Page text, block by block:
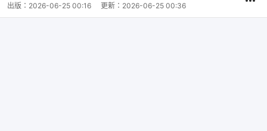
出版： 2026-06-25 00:16 更新： 2026-06-25 00:36